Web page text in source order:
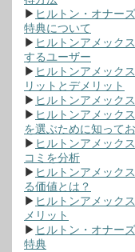
▶ ヒルトン・オナー
特典について
▶ ヒルトンアメック
するユーザー
▶ ヒルトンアメック
リットとデメリット
▶ ヒルトンアメック
▶ ヒルトンアメック
を選ぶために知って
▶ ヒルトンアメック
コミを分析
▶ ヒルトンアメック
る価値とは？
▶ ヒルトンアメック
メリット
▶ ヒルトン・オナー
特典